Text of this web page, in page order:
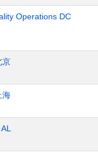
Operations DC
京
海